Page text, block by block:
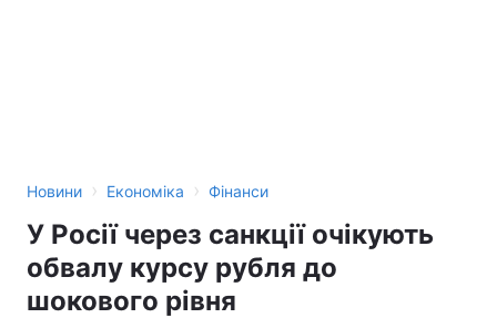
Новини › Економіка › Фінанси
У Росії через санкції очікують
обвалу курсу рубля до
шокового рівня